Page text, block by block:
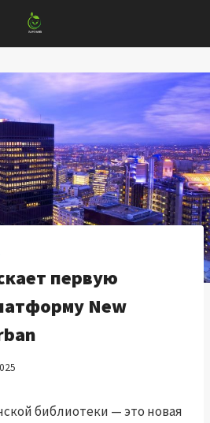
первую
New
библиотеки — это новая